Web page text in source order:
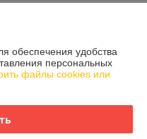
Первомайского района
обеспечения удобства
персональных
файлы cookies или